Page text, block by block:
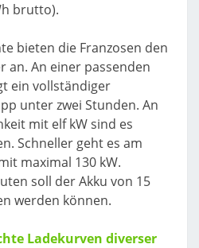
brutto).
bieten die Franzosen den
an. An einer passenden
ein vollständiger
unter zwei Stunden. An
mit elf kW sind es
Schneller geht es am
maximal 130 kW.
soll der Akku von 15
werden können.
Ladekurven diverser